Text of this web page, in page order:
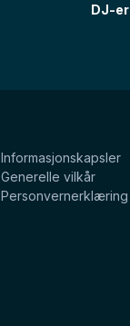
DJ-er
Informasjonskapsler
Generelle vilkår
Personvernerklæring